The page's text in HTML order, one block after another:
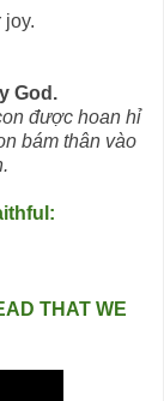
joy.
God.
được hoan hỉ
bám thân vào
THAT WE